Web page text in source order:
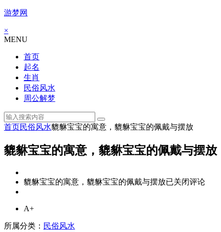
游梦网
×
MENU
首页
起名
生肖
民俗风水
周公解梦
首页民俗风水貔貅宝宝的寓意，貔貅宝宝的佩戴与摆放
貔貅宝宝的寓意，貔貅宝宝的佩戴与摆放
貔貅宝宝的寓意，貔貅宝宝的佩戴与摆放已关闭评论
A+
所属分类： 民俗风水